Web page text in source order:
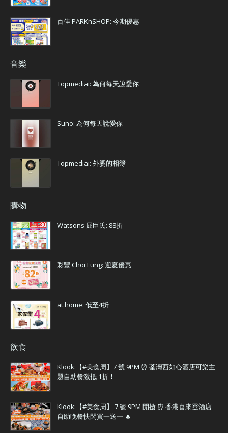
百佳 PARKnSHOP: 今期優惠
音樂
Topmediai: 為何每天說愛你
Suno: 為何每天說愛你
Topmediai: 外婆的相簿
購物
Watsons 屈臣氏: 88折
彩豐 Choi Fung: 迎夏優惠
at.home: 低至4折
飲食
Klook:【#美食周】7 號 9PM ⏰ 荃灣西如心酒店可樂主
題自助餐激抵 1折！
Klook:【#美食周】 7 號 9PM 開搶 ⏰ 香港喜來登酒店
自助晚餐快閃買一送一 🔥